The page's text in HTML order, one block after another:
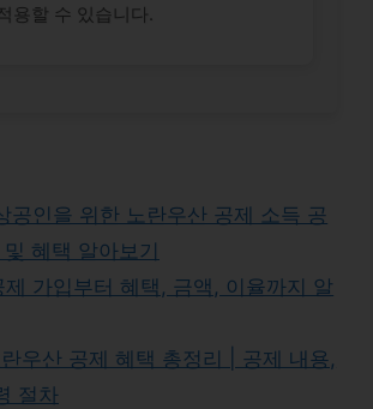
용할 수 있습니다.
공인을 위한 노란우산 공제 소득 공
혜택 알아보기
제 가입부터 혜택, 금액, 이율까지 알
우산 공제 혜택 총정리 | 공제 내용,
절차